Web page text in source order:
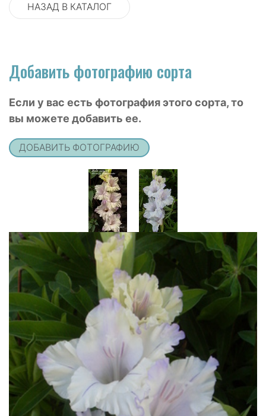
НАЗАД В КАТАЛОГ
Добавить фотографию сорта
Если у вас есть фотография этого сорта, то
вы можете добавить ее.
ДОБАВИТЬ ФОТОГРАФИЮ